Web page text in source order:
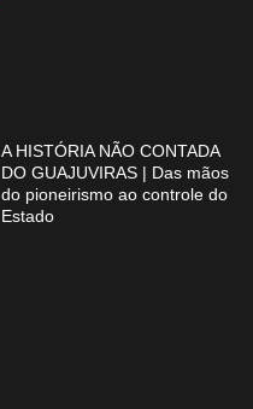
A HISTÓRIA NÃO CONTADA
DO GUAJUVIRAS | Das mãos
do pioneirismo ao controle do
Estado